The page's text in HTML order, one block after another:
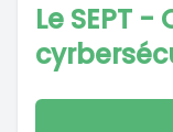
Le SEPT